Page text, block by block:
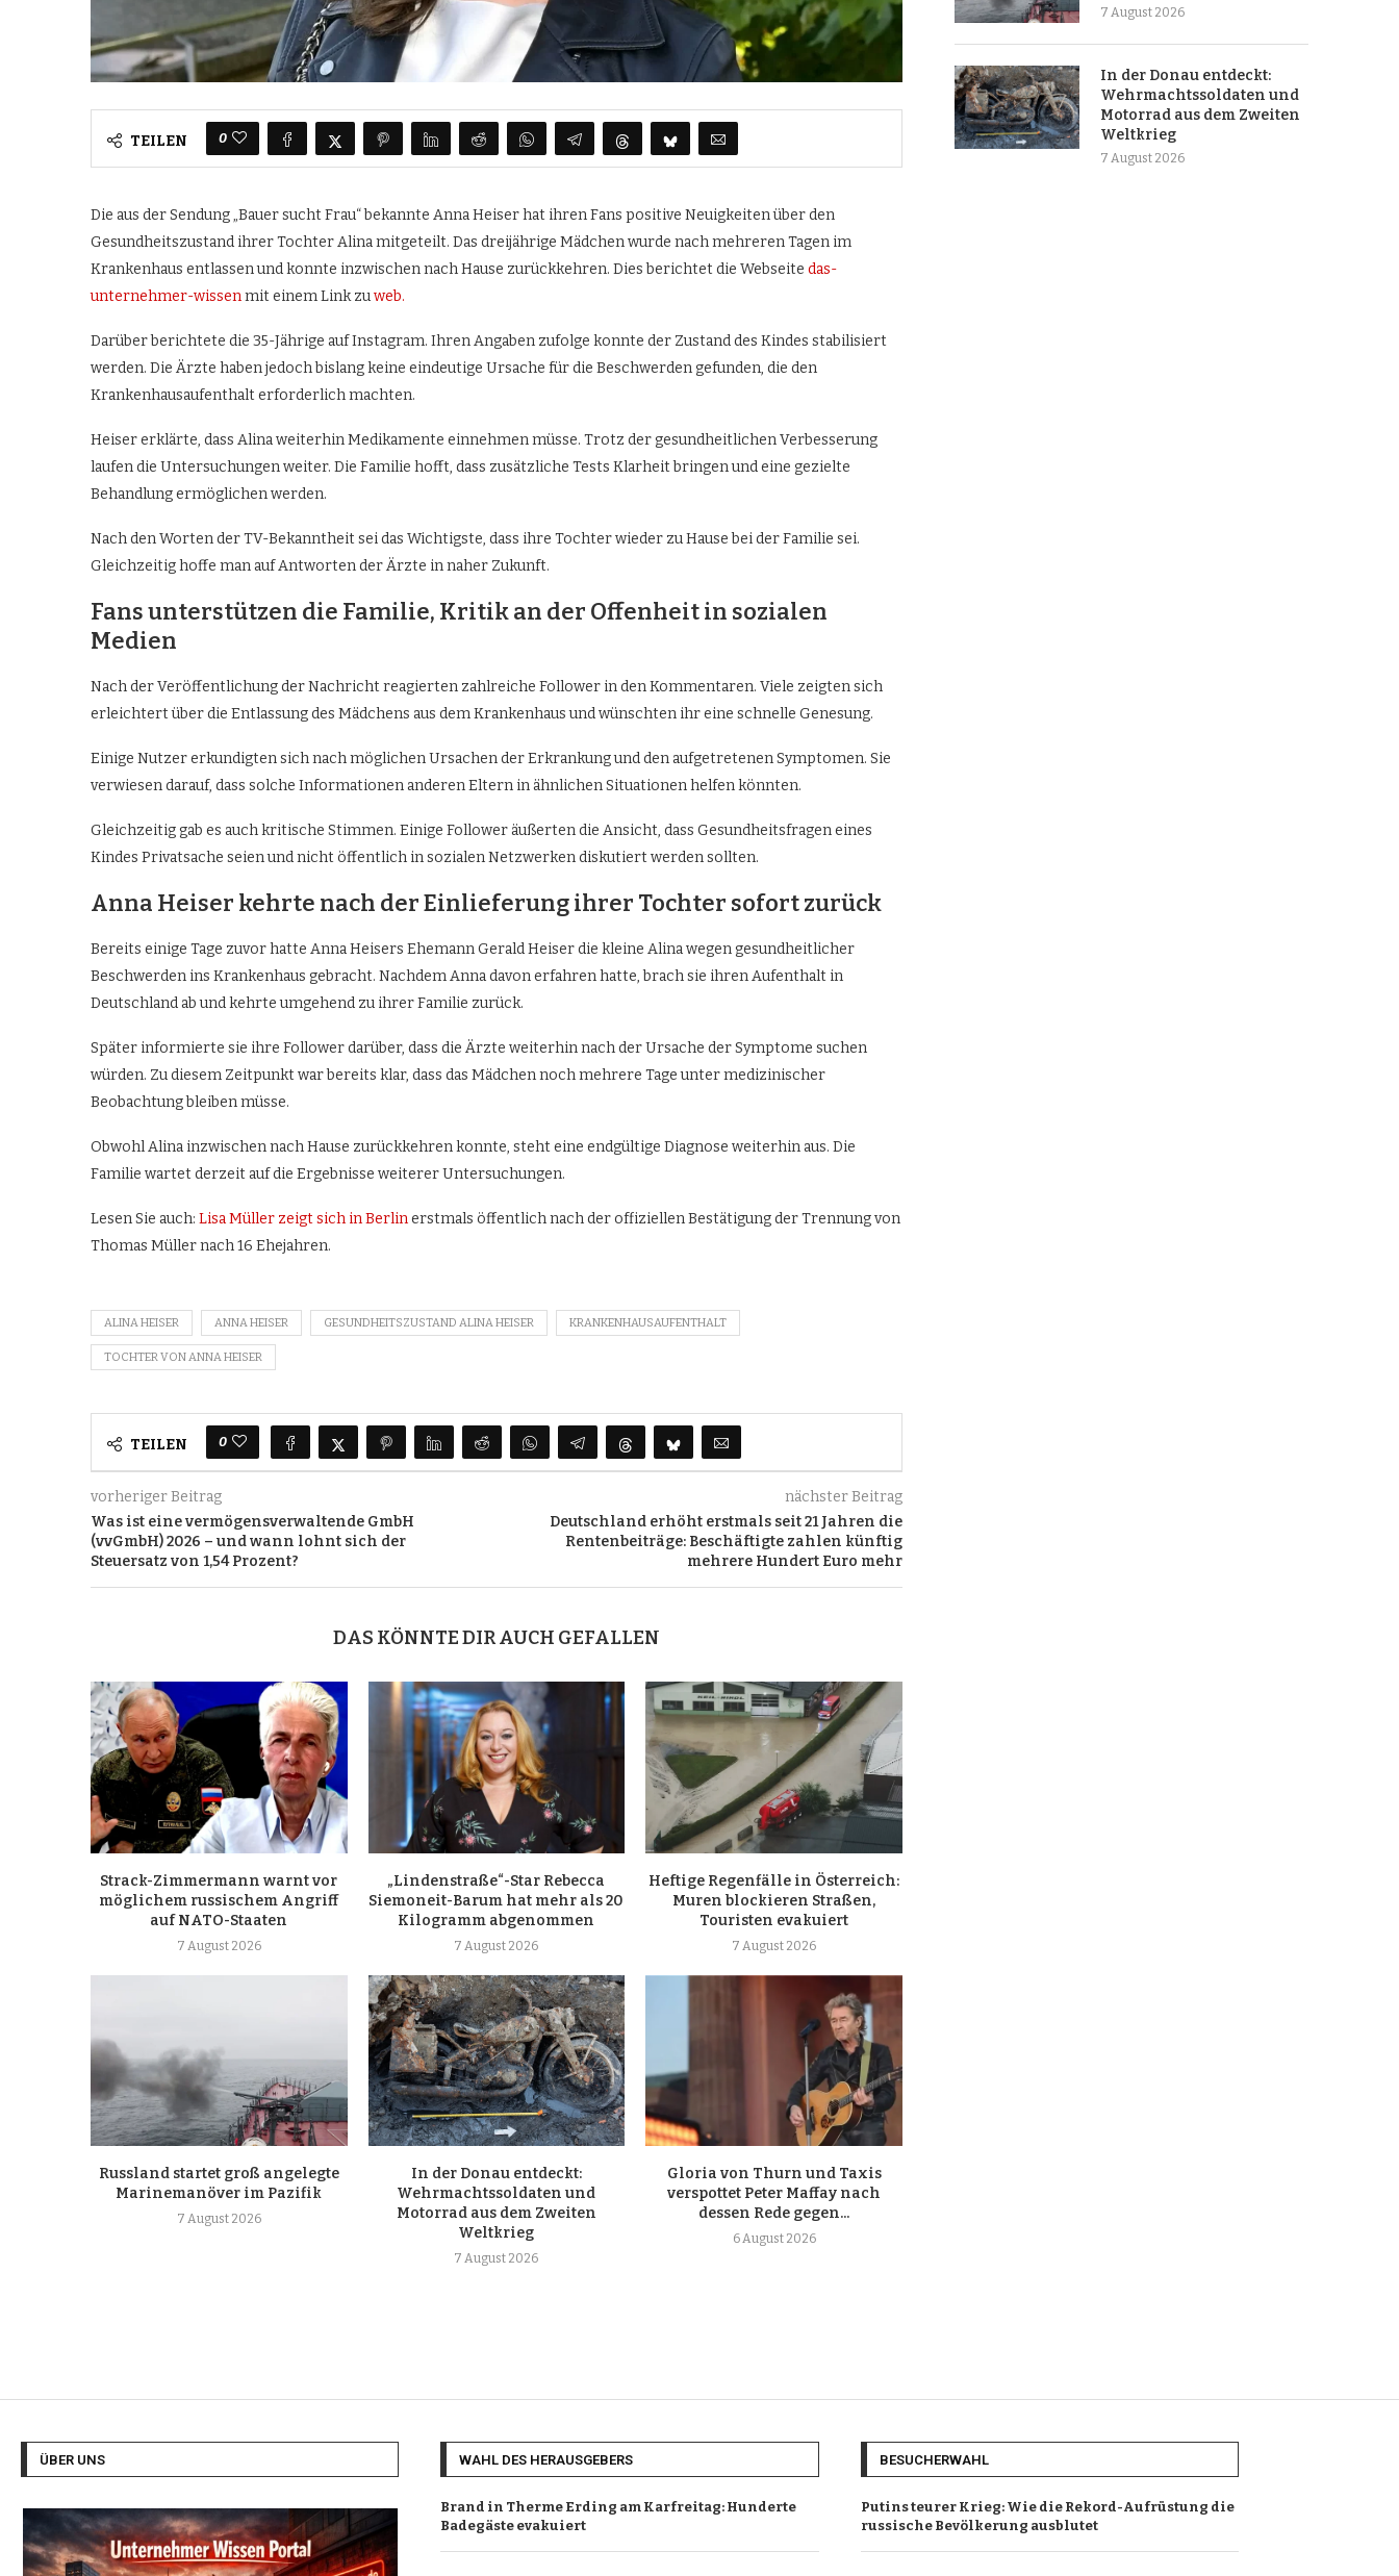
TEILEN 0
Die aus der Sendung „Bauer sucht Frau“ bekannte Anna Heiser hat ihren Fans positive Neuigkeiten über den
Gesundheitszustand ihrer Tochter Alina mitgeteilt. Das dreijährige Mädchen wurde nach mehreren Tagen im
Krankenhaus entlassen und konnte inzwischen nach Hause zurückkehren. Dies berichtet die Webseite das-
unternehmer-wissenmit einem Link zuweb.
Darüber berichtete die 35-Jährige auf Instagram. Ihren Angaben zufolge konnte der Zustand des Kindes stabilisiert
werden. Die Ärzte haben jedoch bislang keine eindeutige Ursache für die Beschwerden gefunden, die den
Krankenhausaufenthalt erforderlich machten.
Heiser erklärte, dass Alina weiterhin Medikamente einnehmen müsse. Trotz der gesundheitlichen Verbesserung
laufen die Untersuchungen weiter. Die Familie hofft, dass zusätzliche Tests Klarheit bringen und eine gezielte
Behandlung ermöglichen werden.
Nach den Worten der TV-Bekanntheit sei das Wichtigste, dass ihre Tochter wieder zu Hause bei der Familie sei.
Gleichzeitig hoffe man auf Antworten der Ärzte in naher Zukunft.
Fans unterstützen die Familie, Kritik an der Offenheit in sozialen
Medien
Nach der Veröffentlichung der Nachricht reagierten zahlreiche Follower in den Kommentaren. Viele zeigten sich
erleichtert über die Entlassung des Mädchens aus dem Krankenhaus und wünschten ihr eine schnelle Genesung.
Einige Nutzer erkundigten sich nach möglichen Ursachen der Erkrankung und den aufgetretenen Symptomen. Sie
verwiesen darauf, dass solche Informationen anderen Eltern in ähnlichen Situationen helfen könnten.
Gleichzeitig gab es auch kritische Stimmen. Einige Follower äußerten die Ansicht, dass Gesundheitsfragen eines
Kindes Privatsache seien und nicht öffentlich in sozialen Netzwerken diskutiert werden sollten.
Anna Heiser kehrte nach der Einlieferung ihrer Tochter sofort zurück
Bereits einige Tage zuvor hatte Anna Heisers Ehemann Gerald Heiser die kleine Alina wegen gesundheitlicher
Beschwerden ins Krankenhaus gebracht. Nachdem Anna davon erfahren hatte, brach sie ihren Aufenthalt in
Deutschland ab und kehrte umgehend zu ihrer Familie zurück.
Später informierte sie ihre Follower darüber, dass die Ärzte weiterhin nach der Ursache der Symptome suchen
würden. Zu diesem Zeitpunkt war bereits klar, dass das Mädchen noch mehrere Tage unter medizinischer
Beobachtung bleiben müsse.
Obwohl Alina inzwischen nach Hause zurückkehren konnte, steht eine endgültige Diagnose weiterhin aus. Die
Familie wartet derzeit auf die Ergebnisse weiterer Untersuchungen.
Lesen Sie auch: Lisa Müller zeigt sich in Berlinerstmals öffentlich nach der offiziellen Bestätigung der Trennung von
Thomas Müller nach 16 Ehejahren.
ALINA HEISER ANNA HEISER GESUNDHEITSZUSTAND ALINA HEISER KRANKENHAUSAUFENTHALT
TOCHTER VON ANNA HEISER
TEILEN 0
vorheriger Beitrag
Was ist eine vermögensverwaltende GmbH
(vvGmbH) 2026 – und wann lohnt sich der
Steuersatz von 1,54 Prozent?
nächster Beitrag
Deutschland erhöht erstmals seit 21 Jahren die
Rentenbeiträge: Beschäftigte zahlen künftig
mehrere Hundert Euro mehr
DAS KÖNNTE DIR AUCH GEFALLEN
Strack-Zimmermann warnt vor
möglichem russischem Angriff
auf NATO-Staaten
7 August 2026
„Lindenstraße“-Star Rebecca
Siemoneit-Barum hat mehr als 20
Kilogramm abgenommen
7 August 2026
Heftige Regenfälle in Österreich:
Muren blockieren Straßen,
Touristen evakuiert
7 August 2026
Russland startet groß angelegte
Marinemanöver im Pazifik
7 August 2026
In der Donau entdeckt:
Wehrmachtssoldaten und
Motorrad aus dem Zweiten
Weltkrieg
7 August 2026
Gloria von Thurn und Taxis
verspottet Peter Maffay nach
dessen Rede gegen...
6 August 2026
7 August 2026
In der Donau entdeckt:
Wehrmachtssoldaten und
Motorrad aus dem Zweiten
Weltkrieg
7 August 2026
ÜBER UNS WAHL DES HERAUSGEBERS
Brand in Therme Erding am Karfreitag: Hunderte
Badegäste evakuiert
BESUCHERWAHL
Putins teurer Krieg: Wie die Rekord-Aufrüstung die
russische Bevölkerung ausblutet